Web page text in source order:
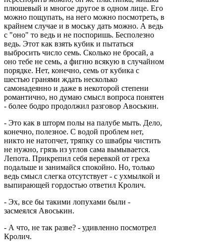
плюшевый и многое другое в одном лице. Его
можно пощупать, на него можно посмотреть, в
крайнем случае и в моську дать можно. А ведь
с "оно" то ведь и не поспоришь. Бесполезно
ведь. Этот как взять кубик и пытаться
выбросить число семь. Сколько не бросай, а
оно тебе не семь, а фигню всякую в случайном
порядке. Нет, конечно, семь от кубика с
шестью гранями ждать несколько
самонадеянно и даже в некоторой степени
романтично, но думаю смысл вопроса понятен
- более бодро продолжил разговор Авоськин.
- Это как в шторм полы на палубе мыть. Дело,
конечно, полезное. С водой проблем нет,
никто не натопчет, тряпку со швабры чистить
не нужно, грязь из углов сама вымывается.
Лепота. Прикрепил себя веревкой от греха
подальше и занимайся спокойно. Но, только
ведь смысл слегка отсутствует - с ухмылкой и
выпирающей гордостью ответил Кролич.
- Эх, все бы такими лопухами были -
засмеялся Авоськин.
- А что, не так разве? - удивленно посмотрел
Кролич.